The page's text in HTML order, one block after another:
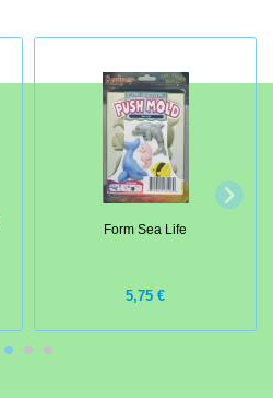
Form Sea Life
5,75 €